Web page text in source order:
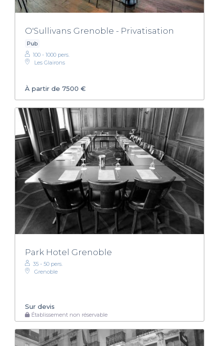
O'Sullivans Grenoble - Privatisation
Pub
100 - 1000 pers.
Les Glairons
À partir de 7500 €
Park Hotel Grenoble
35 - 50 pers.
Grenoble
Sur devis
Établissement non réservable